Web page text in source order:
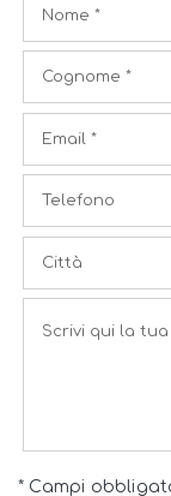
* Campi